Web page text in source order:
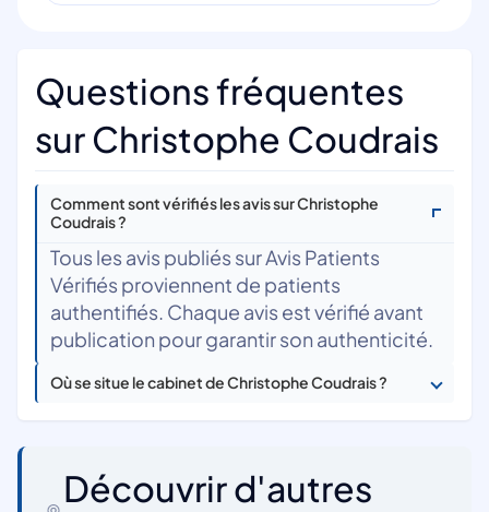
Questions fréquentes
sur Christophe Coudrais
Comment sont vérifiés les avis sur Christophe
Coudrais ?
Tous les avis publiés sur Avis Patients
Vérifiés proviennent de patients
authentifiés. Chaque avis est vérifié avant
publication pour garantir son authenticité.
Où se situe le cabinet de Christophe Coudrais ?
Découvrir d'autres